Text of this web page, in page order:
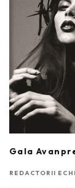
Gala
REDACTORII